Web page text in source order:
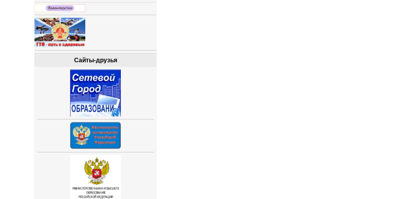
Сайты-друзья